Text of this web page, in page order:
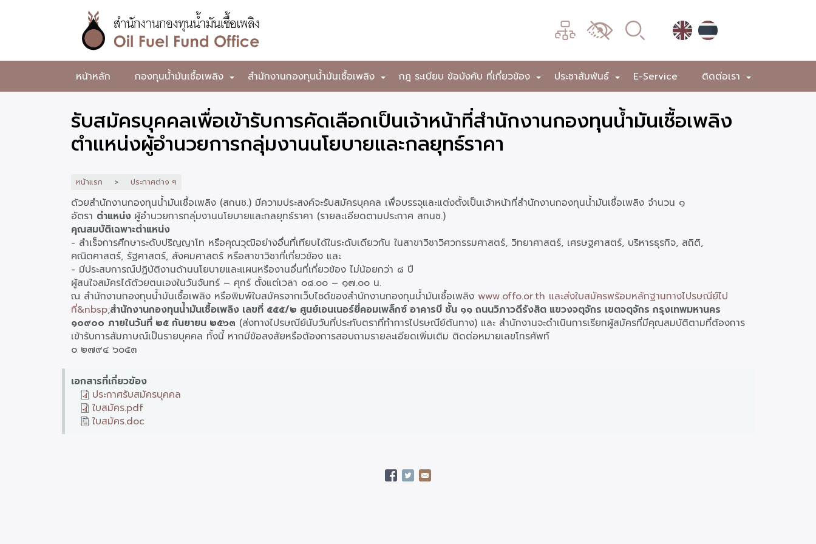
หลัก
สำนักงาน
กองทุน
น้ำมัน
เชื้อ
เมนู
เปลี่ยน
ผล
หน้าหลัก +
กองทุนน้ำมันเชื้อเพลิง +
สำนักงานกองทุนน้ำมันเชื้อเพลิง +
กฎ ระเบียบ ข้อบังคับ ที่เกี่ยวข้อง +
ประชาสัมพันธ์ E-Service +
ติดต่อเรา
รับสมัครบุคคลเพื่อเข้ารับการคัดเลือกเป็นเจ้าหน้าที่สำนักงานกองทุนน้ำมันเชื้อเพลิง
ตำแหน่งผู้อำนวยการกลุ่มงานนโยบายและกลยุทธ์ราคา
หน้าแรก ประกาศต่าง ๆ
ด้วยสำนักงานกองทุนน้ำมันเชื้อเพลิง (สกนช.) มีความประสงค์จะรับสมัครบุคคล เพื่อบรรจุและแต่งตั้งเป็นเจ้าหน้าที่สำนักงานกองทุนน้ำมันเชื้อเพลิง จำนวน ๑
อัตรา ตำแหน่ง ผู้อำนวยการกลุ่มงานนโยบายและกลยุทธ์ราคา (รายละเอียดตามประกาศ สกนช.)
คุณสมบัติเฉพาะตำแหน่ง
- สำเร็จการศึกษาระดับปริญญาโท หรือคุณวุฒิอย่างอื่นที่เทียบได้ในระดับเดียวกัน ในสาขาวิชาวิศวกรรมศาสตร์, วิทยาศาสตร์, เศรษฐศาสตร์, บริหารธุรกิจ, สถิติ,
คณิตศาสตร์, รัฐศาสตร์, สังคมศาสตร์ หรือสาขาวิชาที่เกี่ยวข้อง และ
- มีประสบการณ์ปฏิบัติงานด้านนโยบายและแผนหรืองานอื่นที่เกี่ยวข้อง ไม่น้อยกว่า ๘ ปี
ผู้สนใจสมัครได้ด้วยตนเองในวันจันทร์ – ศุกร์ ตั้งแต่เวลา ๐๘.๐๐ – ๑๗.๐๐ น.
ณ สำนักงานกองทุนน้ำมันเชื้อเพลิง หรือพิมพ์ใบสมัครจากเว็บไซต์ของสำนักงานกองทุนน้ำมันเชื้อเพลิง www.offo.or.th และส่งใบสมัครพร้อมหลักฐานทางไปรษณีย์ไป
ที่&nbsp;สำนักงานกองทุนน้ำมันเชื้อเพลิง เลขที่ ๕๕๕/๒ ศูนย์เอนเนอร์ยี่คอมเพล็กซ์ อาคารบี ชั้น ๑๑ ถนนวิภาวดีรังสิต แขวงจตุจักร เขตจตุจักร กรุงเทพมหานคร
๑๐๙๐๐ ภายในวันที่ ๒๕ กันยายน ๒๕๖๓ (ส่งทางไปรษณีย์นับวันที่ประทับตราที่ทำการไปรษณีย์ต้นทาง) และ สำนักงานจะดำเนินการเรียกผู้สมัครที่มีคุณสมบัติตามที่ต้องการ
เข้ารับการสัมภาษณ์เป็นรายบุคคล ทั้งนี้ หากมีข้อสงสัยหรือต้องการสอบถามรายละเอียดเพิ่มเติม ติดต่อหมายเลขโทรศัพท์
๐ ๒๗๙๔ ๖๐๕๓
เอกสารที่เกี่ยวข้อง
ประกาศรับสมัครบุคคล
ใบสมัคร.pdf
ใบสมัคร.doc